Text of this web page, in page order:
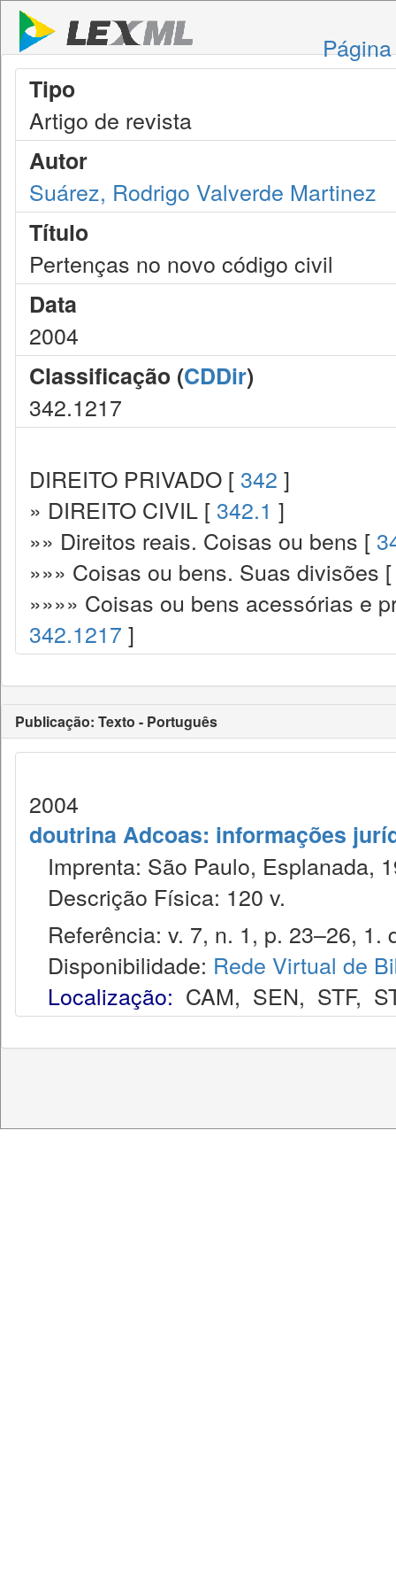
Tipo
Artigo de revista
Autor
Suárez, Rodrigo Valverde Martinez
Título
Pertenças no novo código civil
Data
2004
Classificação (CDDir)
342.1217
DIREITO PRIVADO [ 342 ]
» DIREITO CIVIL [ 342.1 ]
»» Direitos reais. Coisas ou bens [
»»» Coisas ou bens. Suas divisões
»»»» Coisas ou bens acessórias e
342.1217 ]
Publicação: Texto - Português
2004
doutrina Adcoas: informações
Imprenta: São Paulo, Esplanada,
Descrição Física: 120 v.
Referência: v. 7, n. 1, p. 23–26, 1.
Disponibilidade: Rede Virtual de
Localização: CAM, SEN, STF,